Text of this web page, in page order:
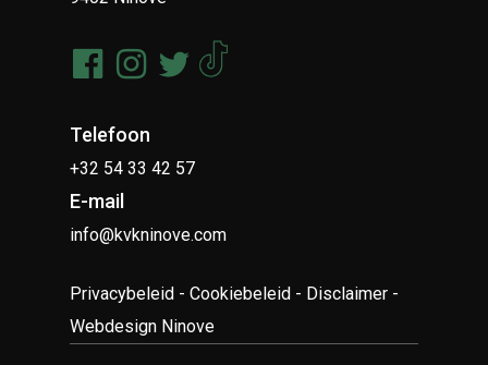
Telefoon
+32 54 33 42 57
E-mail
info@kvkninove.com
Privacybeleid -Cookiebeleid - Disclaimer -
Webdesign Ninove